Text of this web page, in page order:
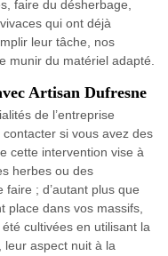
faire du désherbage,
qui ont déjà
leur tâche, nos
munir du matériel adapté.
Artisan Dufresne
de l’entreprise
si vous avez des
cette intervention vise à
herbes ou des
; d’autant plus que
place dans vos massifs,
cultivées en utilisant la
leur aspect nuit à la